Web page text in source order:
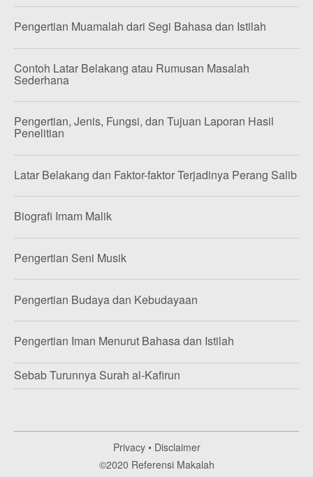
Pengertian Muamalah dari Segi Bahasa dan Istilah
Contoh Latar Belakang atau Rumusan Masalah
Sederhana
Pengertian, Jenis, Fungsi, dan Tujuan Laporan Hasil
Penelitian
Latar Belakang dan Faktor-faktor Terjadinya Perang Salib
Biografi Imam Malik
Pengertian Seni Musik
Pengertian Budaya dan Kebudayaan
Pengertian Iman Menurut Bahasa dan Istilah
Sebab Turunnya Surah al-Kafirun
Privacy• Disclaimer
©2020 Referensi Makalah